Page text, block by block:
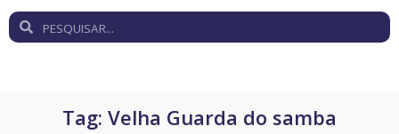
Tag: Velha Guarda do samba